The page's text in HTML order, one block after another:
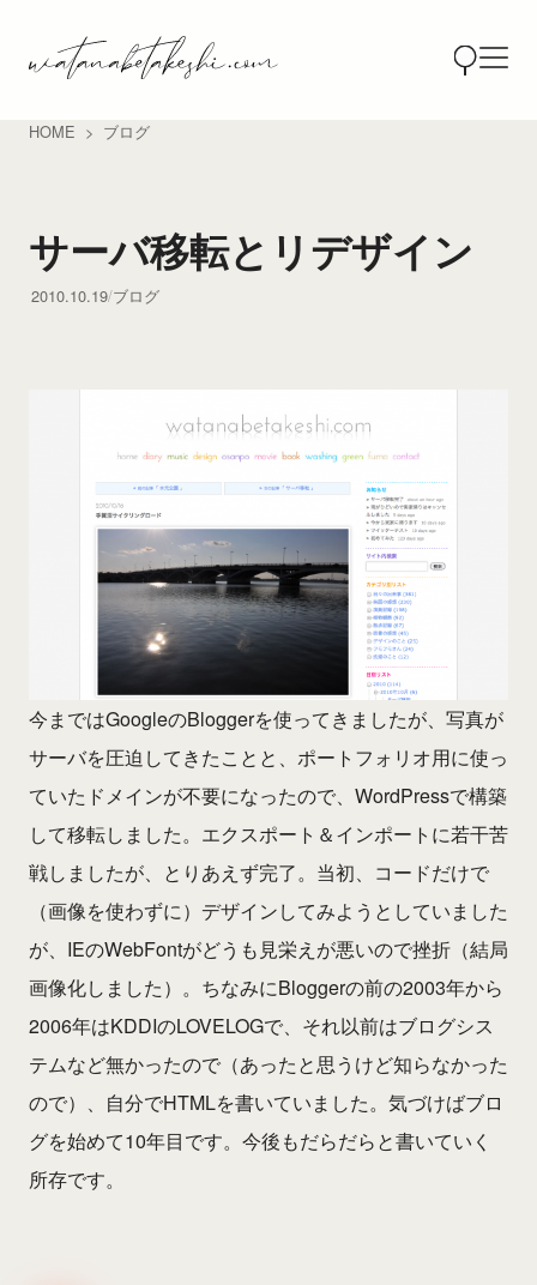
HOME ブログ
サーバ移転とリデザイン
2010.10.19 ブログ
今まではGoogleのBloggerを使ってきましたが、写真が
サーバを圧迫してきたことと、ポートフォリオ用に使っ
ていたドメインが不要になったので、WordPressで構築
して移転しました。エクスポート＆インポートに若干苦
戦しましたが、とりあえず完了。当初、コードだけで
（画像を使わずに）デザインしてみようとしていました
が、IEのWebFontがどうも見栄えが悪いので挫折（結局
画像化しました）。ちなみにBloggerの前の2003年から
2006年はKDDIのLOVELOGで、それ以前はブログシス
テムなど無かったので（あったと思うけど知らなかった
ので）、自分でHTMLを書いていました。気づけばブロ
グを始めて10年目です。今後もだらだらと書いていく
所存です。